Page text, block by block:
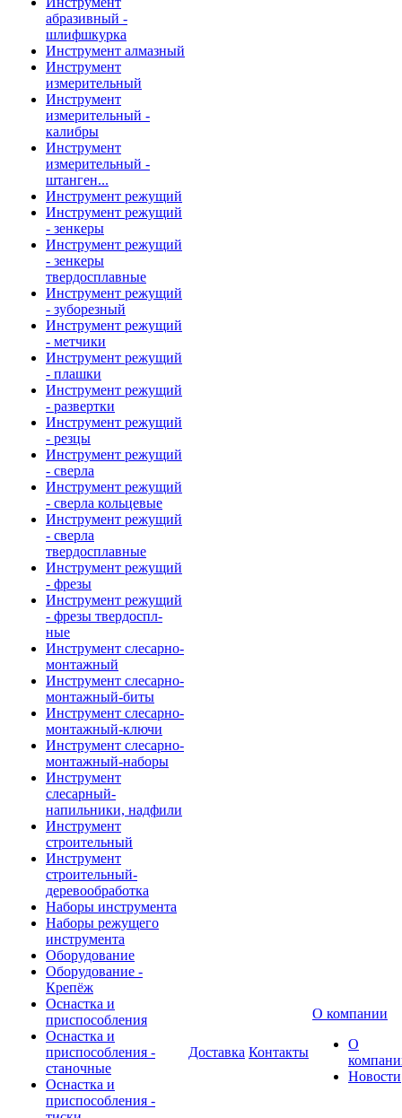
абразивный -
шлифшкурка
Инструмент алмазный
Инструмент
измерительный
Инструмент
измерительный -
калибры
Инструмент
измерительный -
штанген...
Инструмент режущий
Инструмент режущий
- зенкеры
Инструмент режущий
- зенкеры
твердосплавные
Инструмент режущий
- зуборезный
Инструмент режущий
- метчики
Инструмент режущий
- плашки
Инструмент режущий
- развертки
Инструмент режущий
- резцы
Инструмент режущий
- сверла
Инструмент режущий
- сверла кольцевые
Инструмент режущий
- сверла
твердосплавные
Инструмент режущий
- фрезы
Инструмент режущий
- фрезы твердоспл-
ные
Инструмент слесарно-
монтажный
Инструмент слесарно-
монтажный-биты
Инструмент слесарно-
монтажный-ключи
Инструмент слесарно-
монтажный-наборы
Инструмент
слесарный-
напильники, надфили
Инструмент
строительный
Инструмент
строительный-
деревообработка
Наборы инструмента
Наборы режущего
инструмента
Оборудование
Оборудование -
Крепёж
Оснастка и
приспособления
Оснастка и
приспособления -
станочные
Оснастка и
приспособления -
Доставка Контакты
О компании
О
Новости